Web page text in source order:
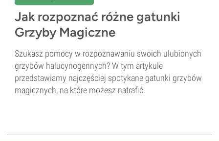
Jak rozpoznać różne gatunki
Grzyby Magiczne
Szukasz pomocy w rozpoznawaniu swoich ulubionych
grzybów halucynogennych? W tym artykule
przedstawiamy najczęściej spotykane gatunki grzybów
magicznych, na które możesz natrafić.